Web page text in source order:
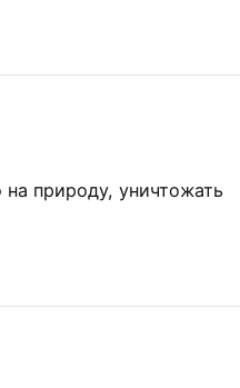
на природу, уничтожать